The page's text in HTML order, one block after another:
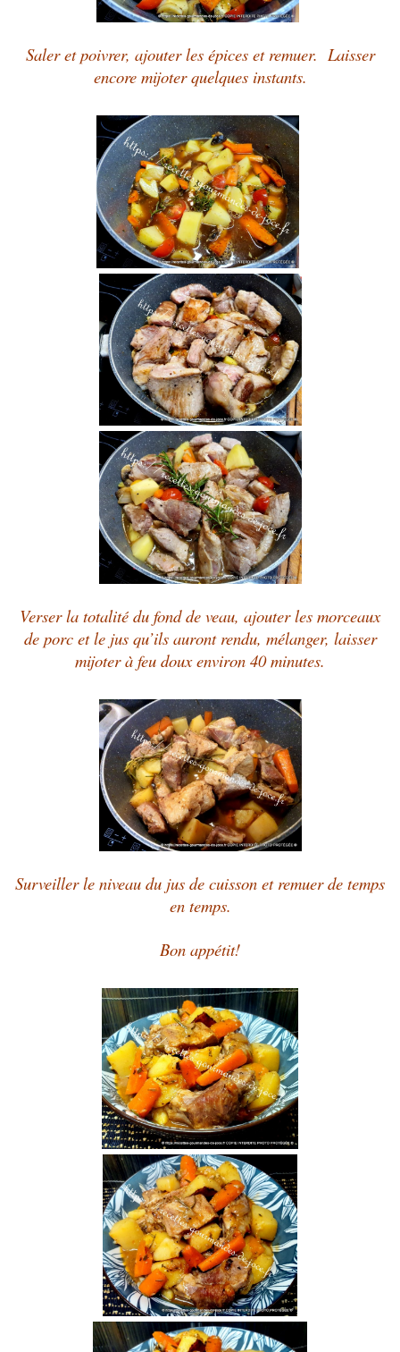
Saler et poivrer, ajouter les épices et remuer. Laisser
encore mijoter quelques instants.
Verser la totalité du fond de veau, ajouter les morceaux
de porc et le jus qu’ils auront rendu, mélanger, laisser
mijoter à feu doux environ 40 minutes.
Surveiller le niveau du jus de cuisson et remuer de temps
en temps.
Bon appétit!